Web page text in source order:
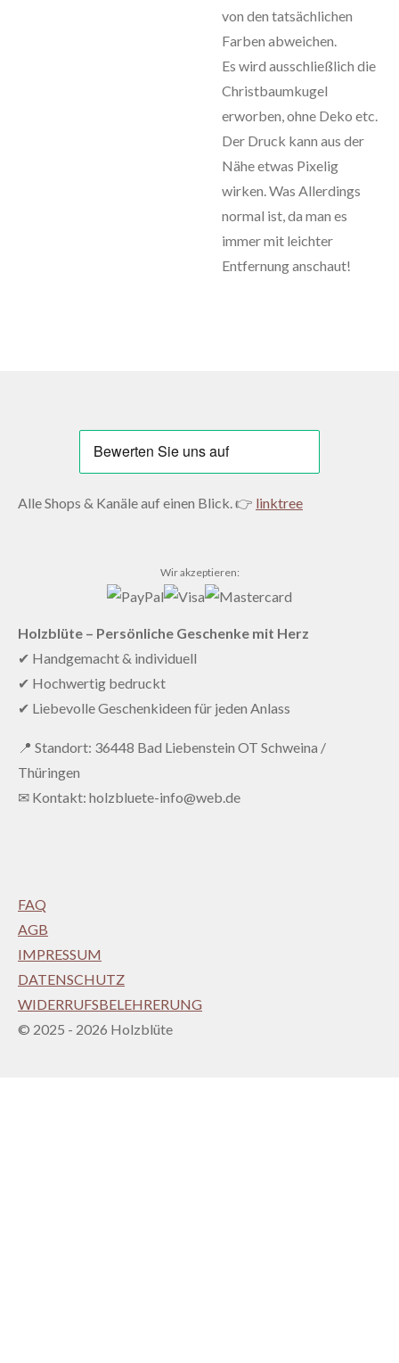
von den tatsächlichen
Farben abweichen.
Es wird ausschließlich die
Christbaumkugel
erworben, ohne Deko etc.
Der Druck kann aus der
Nähe etwas Pixelig
wirken. Was Allerdings
normal ist, da man es
immer mit leichter
Entfernung anschaut!
Alle Shops & Kanäle auf einen Blick. 👉 linktree
Wir akzeptieren:
Holzblüte – Persönliche Geschenke mit Herz
✔ Handgemacht & individuell
✔ Hochwertig bedruckt
✔ Liebevolle Geschenkideen für jeden Anlass
📍 Standort: 36448 Bad Liebenstein OT Schweina /
Thüringen
✉ Kontakt: holzbluete-info@web.de
FAQ
AGB
IMPRESSUM
DATENSCHUTZ
WIDERRUFSBELEHRERUNG
© 2025 - 2026 Holzblüte